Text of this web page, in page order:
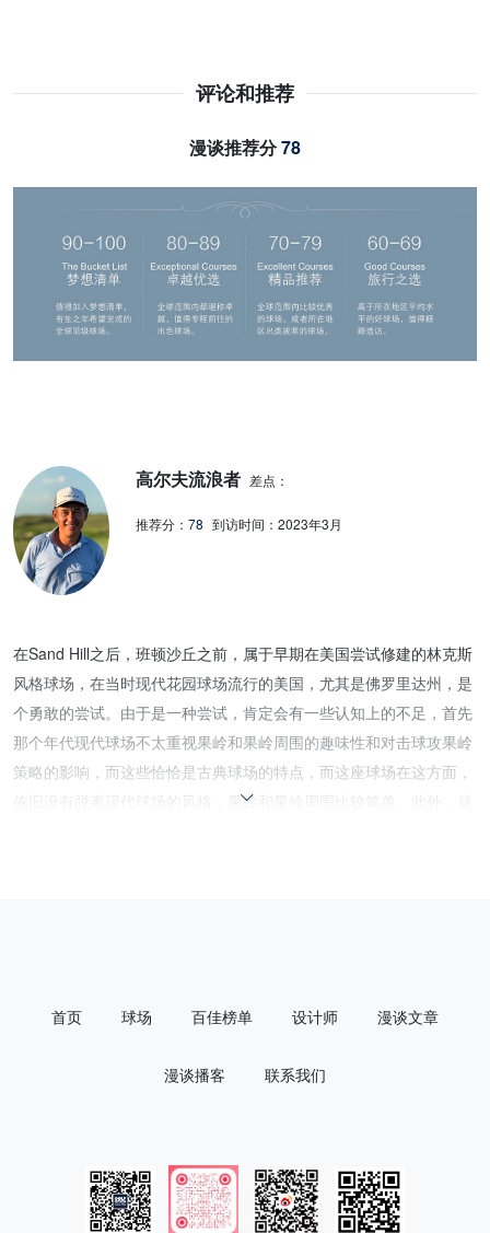
评论和推荐
漫谈推荐分78
在Sand Hill之后，班顿沙丘之前，属于早期在美国尝试修建的林克斯
风格球场，在当时现代花园球场流行的美国，尤其是佛罗里达州，是
个勇敢的尝试。由于是一种尝试，肯定会有一些认知上的不足，首先
那个年代现代球场不太重视果岭和果岭周围的趣味性和对击球攻果岭
策略的影响，而这些恰恰是古典球场的特点，而这座球场在这方面，
依旧没有脱离现代球场的风格，果岭和果岭周围比较简单。此外，就
高尔夫流浪者 差点：
推荐分： 78 到访时间： 2023年3月
首页 球场 百佳榜单 设计师 漫谈文章
漫谈播客 联系我们